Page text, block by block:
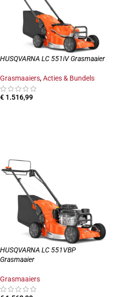
HUSQVARNA LC 551iV Grasmaaier
Grasmaaiers,Acties & Bundels
€ 1.516,99
HUSQVARNA LC 551VBP
Grasmaaier
Grasmaaiers